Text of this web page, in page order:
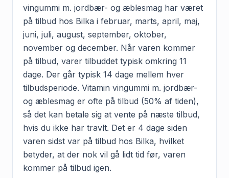
vingummi m. jordbær- og æblesmag har været
på tilbud hos Bilka i februar, marts, april, maj,
juni, juli, august, september, oktober,
november og december. Når varen kommer
på tilbud, varer tilbuddet typisk omkring 11
dage. Der går typisk 14 dage mellem hver
tilbudsperiode. Vitamin vingummi m. jordbær-
og æblesmag er ofte på tilbud (50% af tiden),
så det kan betale sig at vente på næste tilbud,
hvis du ikke har travlt. Det er 4 dage siden
varen sidst var på tilbud hos Bilka, hvilket
betyder, at der nok vil gå lidt tid før, varen
kommer på tilbud igen.